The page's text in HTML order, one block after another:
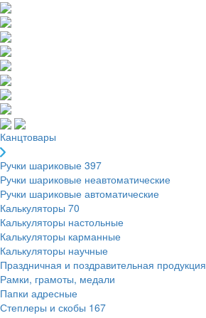
Канцтовары
Ручки шариковые 397
Ручки шариковые неавтоматические
Ручки шариковые автоматические
Калькуляторы 70
Калькуляторы настольные
Калькуляторы карманные
Калькуляторы научные
Праздничная и поздравительная продукция
Рамки, грамоты, медали
Папки адресные
Степлеры и скобы 167